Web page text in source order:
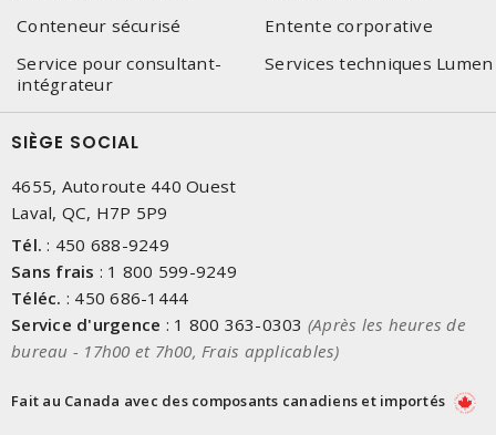
Conteneur sécurisé
Entente corporative
Service pour consultant-
intégrateur
Services techniques Lumen
SIÈGE SOCIAL
4655, Autoroute 440 Ouest
Laval, QC, H7P 5P9
Tél. : 450 688-9249
Sans frais : 1 800 599-9249
Téléc. : 450 686-1444
Service d'urgence : 1 800 363-0303 (Après les heures de
bureau - 17h00 et 7h00, Frais applicables)
Fait au Canada avec des composants canadiens et importés